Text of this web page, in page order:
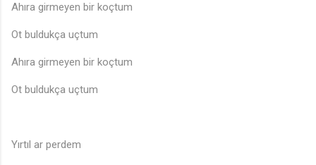
Ahıra girmeyen bir koçtum
Ot buldukça uçtum
Ahıra girmeyen bir koçtum
Ot buldukça uçtum
Yırtıl ar perdem